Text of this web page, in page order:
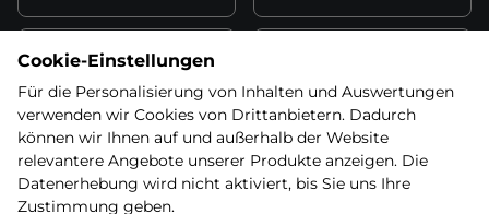
Datenschutzerklärung
Wiederufsbelehrung mit Link
zum Formular
Batterieentsorgung
Informationen zu Elektro-
und Elektonikgeräten
Widerruf erklären
Cookie-Einstellungen
Für die Personalisierung von Inhalten und Auswertungen
verwenden wir Cookies von Drittanbietern. Dadurch
können wir Ihnen auf und außerhalb der Website
relevantere Angebote unserer Produkte anzeigen. Die
Datenerhebung wird nicht aktiviert, bis Sie uns Ihre
Zustimmung geben.